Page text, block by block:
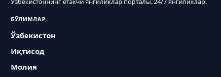
БЎЛИМЛАР
Ўзбекистон
Иқтисод
Молия